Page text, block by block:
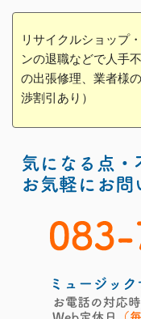
リサイクルショップ
ンの退職などで人手
の出張修理、業者様
渉割引あり）